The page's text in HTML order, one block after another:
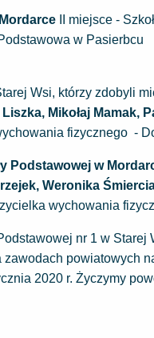
II miejsce -
w Pasierbcu
Wsi, którzy zdobyli
Mikołaj Mamak,
fizycznego -
w
Weronika
wychowania
nr 1 w
powiatowych
2020 r. Życzymy